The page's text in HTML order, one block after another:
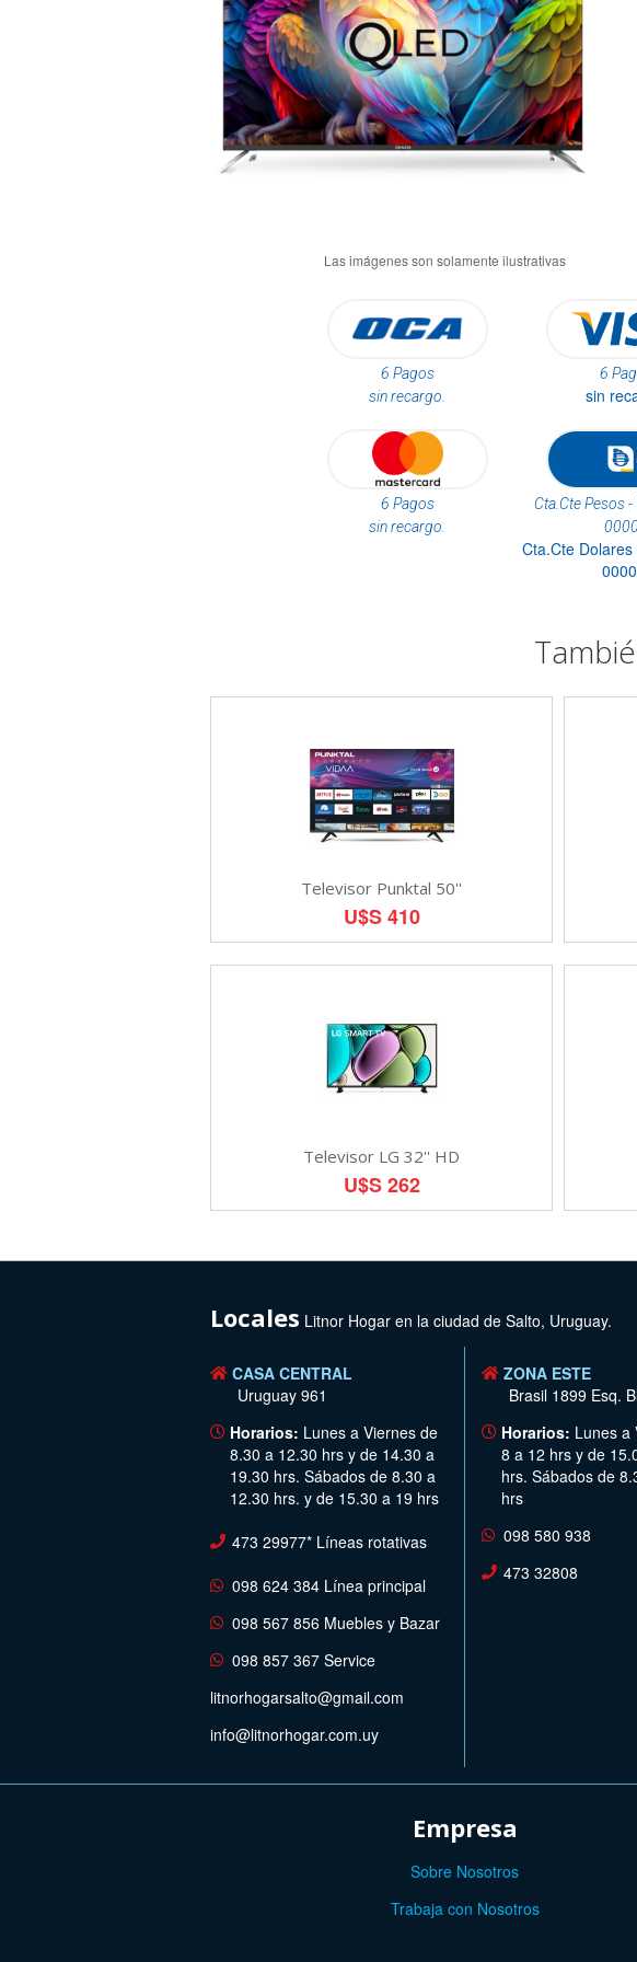
6 Pagos
sin recargo.
6
sin
6 Pagos
sin recargo.
Cta.Cte Pesos
Cta.Cte
Televisor Punktal 50''
U$S 410
Televisor LG 32'' HD
U$S 262
Locales Litnor Hogar en la ciudad de Salto, Uruguay.
CASA CENTRAL
Uruguay 961
Horarios: Lunes a Viernes de
8.30 a 12.30 hrs y de 14.30 a
19.30 hrs. Sábados de 8.30 a
12.30 hrs. y de 15.30 a 19 hrs
473 29977* Líneas rotativas
098 624 384 Línea principal
098 567 856 Muebles y Bazar
098 857 367 Service
litnorhogarsalto@gmail.com
info@litnorhogar.com.uy
ZONA ESTE
Brasil 1899 Esq.
Horarios: Lunes a
8 a 12 hrs y de
hrs. Sábados de
hrs
098 580 938
473 32808
Empresa
Sobre Nosotros
Trabaja con Nosotros